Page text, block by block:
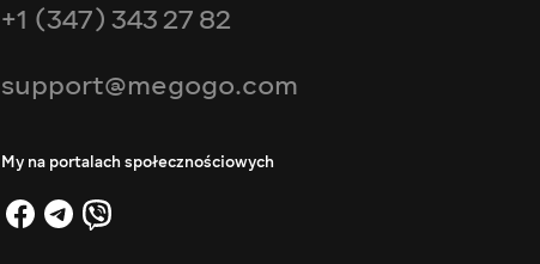
+1 (347) 343 27 82
support@megogo.com
My na portalach społecznościowych